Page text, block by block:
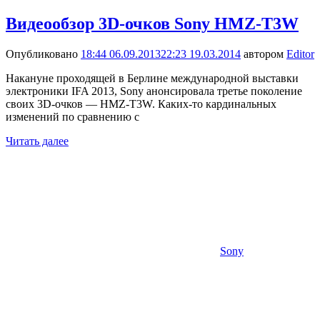
Видеообзор 3D-очков Sony HMZ-T3W
Опубликовано 18:44 06.09.201322:23 19.03.2014 автором Editor
Накануне проходящей в Берлине международной выставки
электроники IFA 2013, Sony анонсировала третье поколение
своих 3D-очков — HMZ-T3W. Каких-то кардинальных
изменений по сравнению с
Читать далее
Sony